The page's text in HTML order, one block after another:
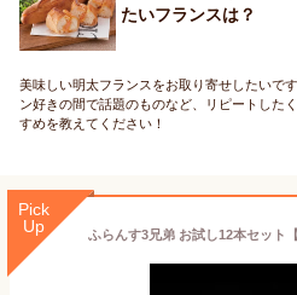
たいフランスは？
美味しい明太フランスをお取り寄せしたいで
ン好きの間で話題のものなど、リピートした
すめを教えてください！
Pick
Up